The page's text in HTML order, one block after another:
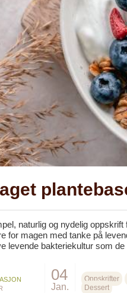
naturlig og nydelig
for magen med tanke på
levende bakteriekultur som
04
Jan.
Oppskrifter
Dessert